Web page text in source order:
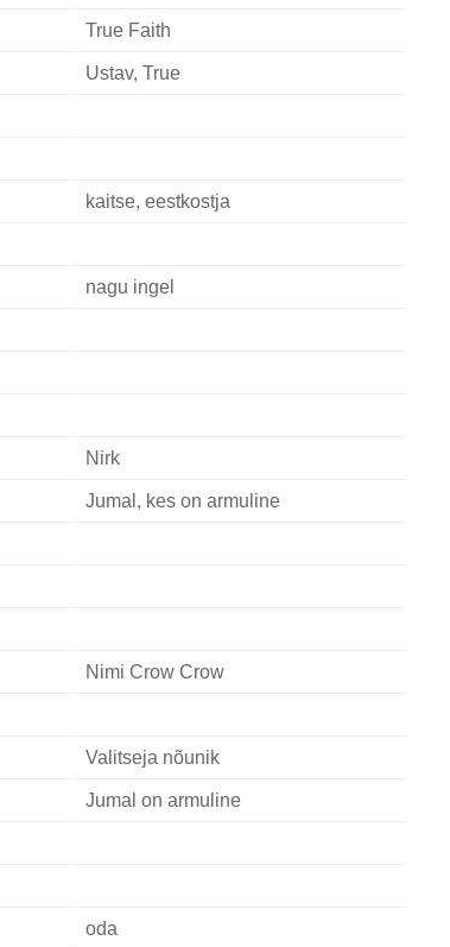
True Faith
Ustav, True
kaitse, eestkostja
nagu ingel
Nirk
Jumal, kes on armuline
Nimi Crow Crow
Valitseja nõunik
Jumal on armuline
oda